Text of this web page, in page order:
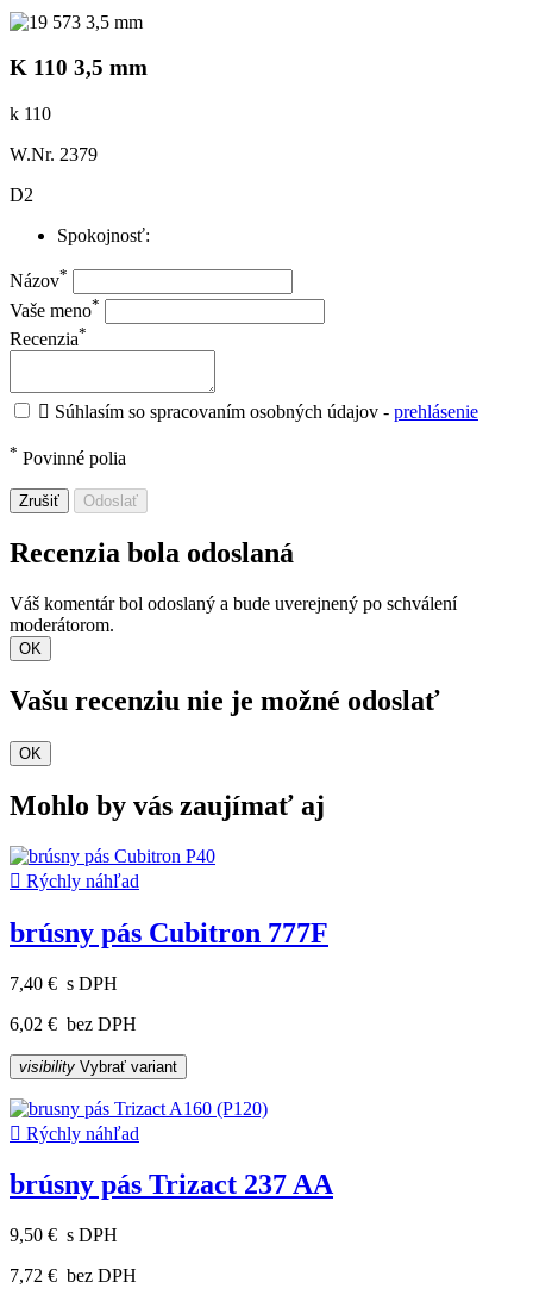
K 110 3,5 mm
k 110
W.Nr. 2379
D2
Spokojnosť:
Názov*
Vaše meno*
Recenzia*
 Súhlasím so spracovaním osobných údajov - prehlásenie
* Povinné polia
Zrušiť Odoslať
Recenzia bola odoslaná
Váš komentár bol odoslaný a bude uverejnený po schválení
moderátorom.
OK
Vašu recenziu nie je možné odoslať
OK
Mohlo by vás zaujímať aj
 Rýchly náhľad
brúsny pás Cubitron 777F
7,40 € s DPH
6,02 € bez DPH
visibility Vybrať variant
 Rýchly náhľad
brúsny pás Trizact 237 AA
9,50 € s DPH
7,72 € bez DPH